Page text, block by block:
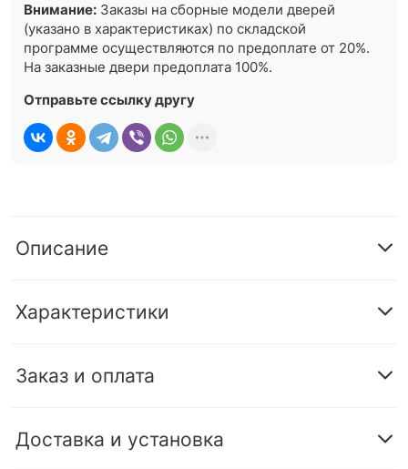
Внимание: Заказы на сборные модели дверей
(указано в характеристиках) по складской
программе осуществляются по предоплате от 20%.
На заказные двери предоплата 100%.
Отправьте ссылку другу
Описание
Характеристики
Заказ и оплата
Доставка и установка